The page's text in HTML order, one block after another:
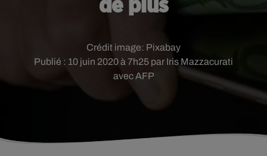
de plus
Publié : 10 juin 2020 à 7h25 par Iris Mazzacurati
avec AFP
Crédit image: Pixabay